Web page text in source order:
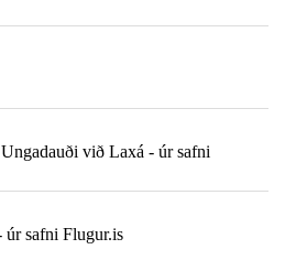
við Laxá - úr safni
safni Flugur.is